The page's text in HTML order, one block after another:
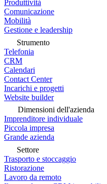
Produttività
Comunicazione
Mobilità
Gestione e leadership
Strumento
Telefonia
CRM
Calendari
Contact Center
Incarichi e progetti
Website builder
Dimensioni dell'azienda
Imprenditore individuale
Piccola impresa
Grande azienda
Settore
Trasporto e stoccaggio
Ristorazione
Lavoro da remoto